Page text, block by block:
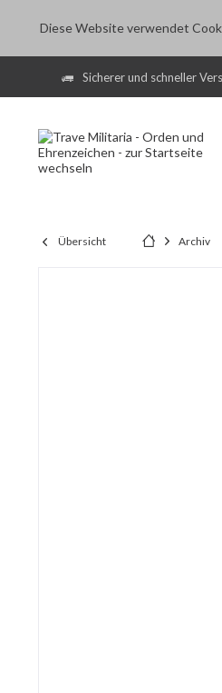
Diese Website verwendet
Sicherer und schneller
Übersicht Archiv